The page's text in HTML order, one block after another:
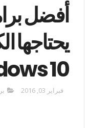
أفضل
يحتاجها
10
فبراير 03, 2016